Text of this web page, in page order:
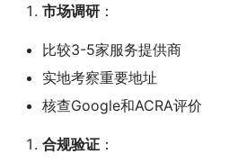
市场调研 ：
比较3-5家服务提供商
实地考察重要地址
核查Google和ACRA评价
合规验证 ：